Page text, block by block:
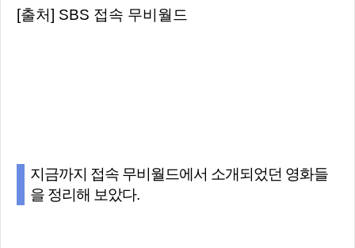
[출처] SBS 접속 무비월드
지금까지 접속 무비월드에서 소개되었던 영화들
을 정리해 보았다.